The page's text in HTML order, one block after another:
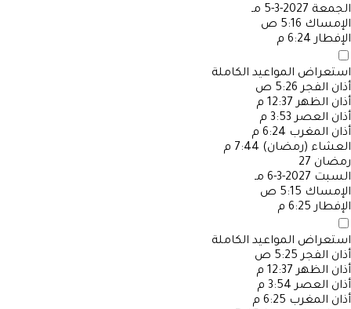
الجمعة 2027-3-5 مـ
الإمساك 5:16 ص
الإفطار 6:24 م
استعراض المواعيد الكاملة
أذان الفجر 5:26 ص
أذان الظهر 12:37 م
أذان العصر 3:53 م
أذان المغرب 6:24 م
العشاء (رمضان) 7:44 م
رمضان 27
السبت 2027-3-6 مـ
الإمساك 5:15 ص
الإفطار 6:25 م
استعراض المواعيد الكاملة
أذان الفجر 5:25 ص
أذان الظهر 12:37 م
أذان العصر 3:54 م
أذان المغرب 6:25 م